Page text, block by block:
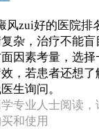
zui好的医院排
杂，治疗不能
因素考量，选
，若患者还想
生询问。
专业人士阅读
和使用